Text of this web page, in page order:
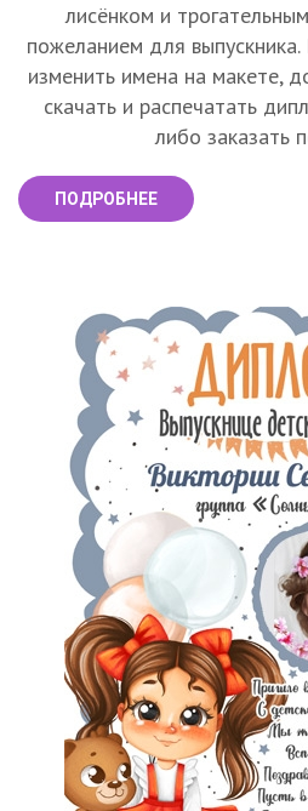
лисёнком и
пожеланием для
изменить имена на макете,
скачать и распечатать
либо заказать
ПОДРОБНЕЕ